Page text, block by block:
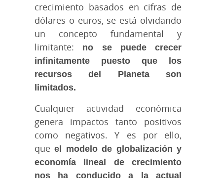
crecimiento basados en cifras de
dólares o euros, se está olvidando
un concepto fundamental y
limitante: no se puede crecer
infinitamente puesto que los
recursos del Planeta son
limitados.
Cualquier actividad económica
genera impactos tanto positivos
como negativos. Y es por ello,
queel modelo de globalización y
economía lineal de crecimiento
nos ha conducido a la actual